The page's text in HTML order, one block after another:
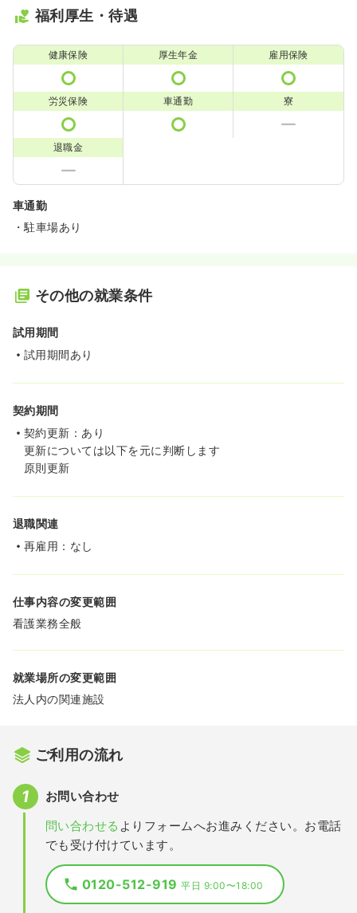
福利厚生・待遇
健康保険 厚生年金 雇用保険
労災保険 車通勤 寮
退職金
車通勤
・駐車場あり
その他の就業条件
試用期間
試用期間あり
契約期間
契約更新：あり
更新については以下を元に判断します
原則更新
退職関連
再雇用：なし
仕事内容の変更範囲
看護業務全般
就業場所の変更範囲
法人内の関連施設
ご利用の流れ
お問い合わせ
問い合わせる よりフォームへお進みください。お電話
でも受け付けています。
0120-512-919平日 9:00〜18:00